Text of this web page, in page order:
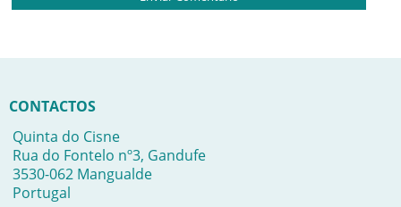
CONTACTOS
Quinta do Cisne
Rua do Fontelo nº3, Gandufe
3530-062 Mangualde
Portugal